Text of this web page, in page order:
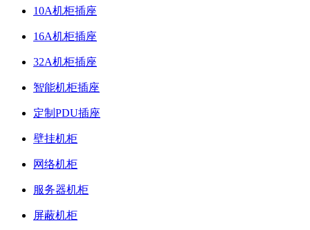
10A机柜插座
16A机柜插座
32A机柜插座
智能机柜插座
定制PDU插座
壁挂机柜
网络机柜
服务器机柜
屏蔽机柜